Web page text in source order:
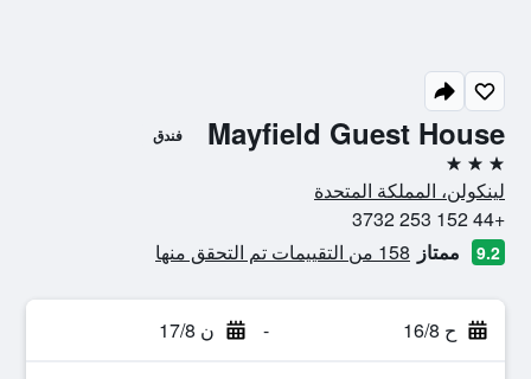
Mayfield Guest House فندق
3 نجوم
لينكولن، المملكة المتحدة
+44 152 253 3732
9.2 ممتاز 158 من التقييمات تم التحقق منها
ح 16/8 - ن 17/8